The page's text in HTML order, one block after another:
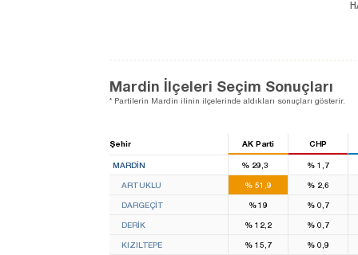
Mardin İlçeleri Seçim Sonuçları
* Partilerin Mardin ilinin ilçelerinde aldıkları sonuçları gösterir.
Şehir AK Parti CHP
MARDIN % 29,3
2
% 1,7
ARTUKLU % 51,9 % 2,6
DARGEÇİT %19 % 0,7
DERİK % 12,2 % 0,7
KIZILTEPE % 15,7 % 0,9